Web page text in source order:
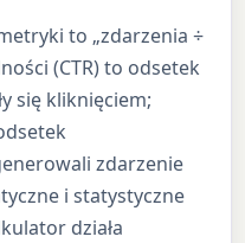
to „zdarzenia ÷
(CTR) to odsetek
się kliknięciem;
zdarzenie
i statystyczne
działa